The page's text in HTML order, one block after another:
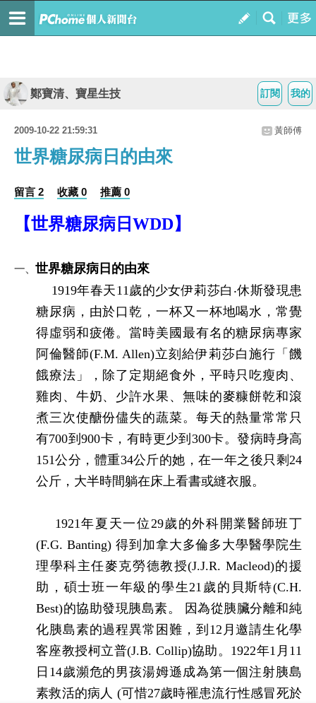
我的
訂閱
鄭寶清、寶星生技
2009-10-22 21:59:31 黃師傅
世界糖尿病日的由來
留言 2 收藏 0 推薦 0
【世界糖尿病日 WDD】
一、 世界糖尿病日的由來
1919年春天11歲的少女伊莉莎白 ‧休斯發現患
糖尿病，由於口乾，一杯又一杯地喝水，常覺
得虛弱和疲倦。當時美國最有名的糖尿病專家
阿倫醫師(F.M. Allen)立刻給伊莉莎白施行「饑
餓療法」，除了定期絕食外，平時只吃瘦肉、
雞肉、牛奶、少許水果、無味的麥糠餅乾和滾
煮三次使醣份儘失的蔬菜。每天的熱量常常只
有700到900卡，有時更少到 300卡。發病時身高
151公分，體重34公斤的她，在一年之後只剩24
公斤，大半時間躺在床上看書或縫衣服。
1921年夏天一位29歲的外科開業醫師班丁
(F.G. Banting) 得到加拿大多倫多大學醫學院生
理學科主任麥克勞德教授(J.J.R. Macleod)的援
助，碩士班一年級的學生21 歲的貝斯特(C.H.
Best)的協助發現胰島素。 因為從胰臟分離和純
化胰島素的過程異常困難，到 12 月邀請生化學
客座教授柯立普(J.B. Collip)協助。 1922年1 月 11
日 14歲瀕危的男孩湯姆遜成為第一個注射胰島
素救活的病人 (可惜27歲時罹患流行性感冒死於